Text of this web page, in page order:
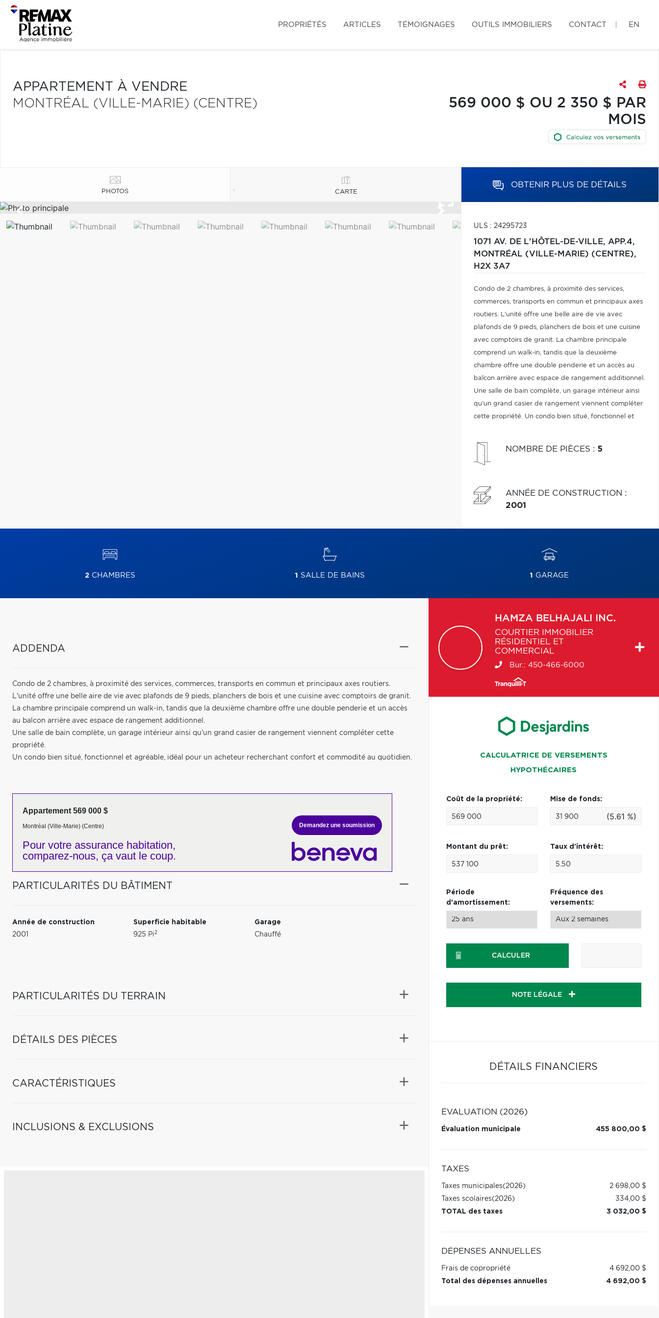
PROPRIÉTÉS ARTICLES TÉMOIGNAGES OUTILS IMMOBILIERS CONTACT EN
APPARTEMENT À VENDRE
MONTRÉAL (VILLE-MARIE) (CENTRE)
569 000 $ OU 2 350 $ PAR
MOIS
PHOTOS CARTE
OBTENIR PLUS DE DÉTAILS
ULS : 24295723
1071 AV. DE L'HÔTEL-DE-VILLE, APP.4,
MONTRÉAL (VILLE-MARIE) (CENTRE),
H2X 3A7
Condo de 2 chambres, à proximité des services,
commerces, transports en commun et principaux axes
routiers. L'unité offre une belle aire de vie avec
plafonds de 9 pieds, planchers de bois et une cuisine
avec comptoirs de granit. La chambre principale
comprend un walk-in, tandis que la deuxième
chambre offre une double penderie et un accès au
balcon arrière avec espace de rangement additionnel.
Une salle de bain complète, un garage intérieur ainsi
qu'un grand casier de rangement viennent compléter
cette propriété. Un condo bien situé, fonctionnel et
et commodité au quotidien.
NOMBRE DE PIÈCES : 5
ANNÉE DE CONSTRUCTION :
2001
2CHAMBRES 1 SALLE DE BAINS 1 GARAGE
ADDENDA
Condo de 2 chambres, à proximité des services, commerces, transports en commun et principaux axes routiers.
L'unité offre une belle aire de vie avec plafonds de 9 pieds, planchers de bois et une cuisine avec comptoirs de granit.
La chambre principale comprend un walk-in, tandis que la deuxième chambre offre une double penderie et un accès
au balcon arrière avec espace de rangement additionnel.
Une salle de bain complète, un garage intérieur ainsi qu'un grand casier de rangement viennent compléter cette
propriété.
Un condo bien situé, fonctionnel et agréable, idéal pour un acheteur recherchant confort et commodité au quotidien.
Appartement 569 000 $
Montréal (Ville-Marie) (Centre)
Pour votre assurance habitation,
comparez-nous, ça vaut le coup.
Demandez une soumission
PARTICULARITÉS DU BÂTIMENT
Année de construction
2001
Superficie habitable
925 Pi2
Garage
Chauffé
PARTICULARITÉS DU TERRAIN
DÉTAILS DES PIÈCES
CARACTÉRISTIQUES
INCLUSIONS & EXCLUSIONS
HAMZA BELHAJALI INC.
COURTIER IMMOBILIER
RÉSIDENTIEL ET
COMMERCIAL
Bur.: 450-466-6000
CALCULATRICE DE VERSEMENTS
HYPOTHÉCAIRES
Coût de la propriété: Mise de fonds:
(5.61 %)
Montant du prêt: Taux d'intérêt:
Période
d'amortissement:
Fréquence des
versements:
CALCULER
NOTE LÉGALE
DÉTAILS FINANCIERS
ÉVALUATION (2026)
Évaluation municipale 455 800,00 $
TAXES
Taxes municipales(2026)
2 698,00 $
Taxes scolaires(2026)
334,00 $
TOTAL des taxes
3 032,00 $
DÉPENSES ANNUELLES
Frais de copropriété
4 692,00 $
Total des dépenses annuelles
4 692,00 $